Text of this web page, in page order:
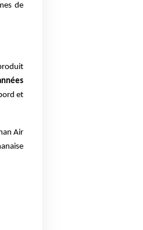
de
et
Air